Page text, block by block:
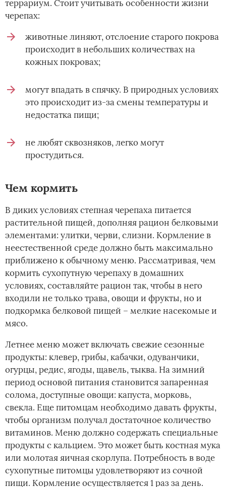
террариум. Стоит учитывать особенности жизни
черепах:
животные линяют, отслоение старого покрова
происходит в небольших количествах на
кожных покровах;
могут впадать в спячку. В природных условиях
это происходит из-за смены температуры и
недостатка пищи;
не любят сквозняков, легко могут
простудиться.
Чем кормить
В диких условиях степная черепаха питается
растительной пищей, дополняя рацион белковыми
элементами: улитки, черви, слизни. Кормление в
неестественной среде должно быть максимально
приближено к обычному меню. Рассматривая, чем
кормить сухопутную черепаху в домашних
условиях, составляйте рацион так, чтобы в него
входили не только трава, овощи и фрукты, но и
подкормка белковой пищей – мелкие насекомые и
мясо.
Летнее меню может включать свежие сезонные
продукты: клевер, грибы, кабачки, одуванчики,
огурцы, редис, ягоды, щавель, тыква. На зимний
период основой питания становится запаренная
солома, доступные овощи: капуста, морковь,
свекла. Еще питомцам необходимо давать фрукты,
чтобы организм получал достаточное количество
витаминов. Меню должно содержать специальные
продукты с кальцием. Это может быть костная мука
или молотая яичная скорлупа. Потребность в воде
сухопутные питомцы удовлетворяют из сочной
пищи. Кормление осуществляется 1 раз за день.